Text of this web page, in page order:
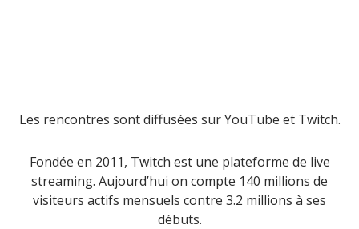
Les rencontres sont diffusées sur YouTube et Twitch.
Fondée en 2011, Twitch est une plateforme de live
streaming. Aujourd’hui on compte 140 millions de
visiteurs actifs mensuels contre 3.2 millions à ses
débuts.